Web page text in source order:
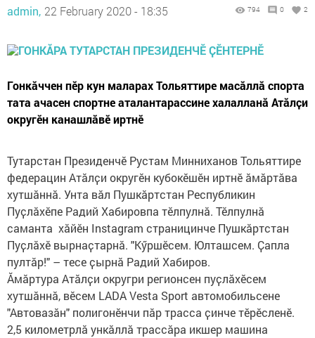
admin, 22 February 2020 - 18:35 794 0 2
Гонкӑччен пӗр кун маларах Тольяттире масӑллӑ спорта
тата ачасен спортне аталантарассине халалланӑ Атӑлҫи
округӗн канашлӑвӗ иртнӗ
Тутарстан Президенчӗ Рустам Минниханов Тольяттире
федерацин Атӑлҫи округӗн кубокӗшӗн иртнӗ ӑмӑртӑва
хутшӑннӑ. Унта вӑл Пушкӑртстан Республикин
Пуҫлӑхӗпе Радий Хабировпа тӗлпулнӑ. Тӗлпулнӑ
саманта хӑйӗн Instagram страницинче Пушкӑртстан
Пуҫлӑхӗ вырнаҫтарнӑ. "Кӳршӗсем. Юлташсем. Ҫапла
пултӑр!" – тесе ҫырнӑ Радий Хабиров.
Ӑмӑртура Атӑлҫи округри регионсен пуҫлӑхӗсем
хутшӑннӑ, вӗсем LADA Vesta Sport автомобильсене
"Автовазӑн" полигонӗнчи пӑр трасса ҫинче тӗрӗсленӗ.
2,5 километрлӑ ункӑллӑ трассӑра икшер машина